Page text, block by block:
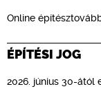
Online
ÉPÍTÉSI JOG
2026. június 30-ától